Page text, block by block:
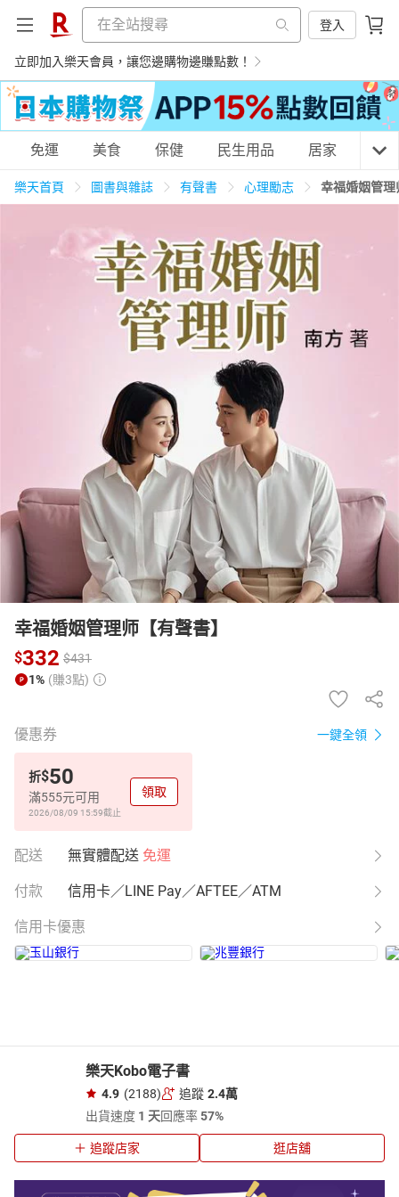
登入
立即加入樂天會員，讓您邊購物邊賺點數！
購物網分類
美食蛋糕 養生保健 民生用品
3C家電 運動休閒
男裝 化妝保養
電子/紙本書
HOT
免運 美食 保健 民生用品 居家 3C
樂天首頁 圖書與雜誌 有聲書 心理勵志 幸福婚姻管
幸福婚姻管理师【有聲書】
$332 $431
1% (賺3點)
優惠券 一鍵全領
折$50
滿555元可用
2026/08/09 15:59截止
領取
配送 無實體配送 免運
付款 信用卡／LINE Pay／AFTEE／ATM
信用卡優惠
樂天Kobo電子書
4.9 (2188) 追蹤 2.4萬
出貨速度 1 天回應率57%
追蹤店家 逛店舖